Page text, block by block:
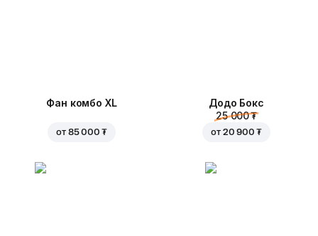
Фан комбо XL
от 85 000 ₮
Додо Бокс
25 000 ₮
от 20 900 ₮